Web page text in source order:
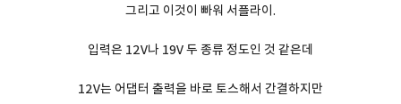
그리고 이것이 빠워 서플라이.
입력은 12V나 19V 두 종류 정도인 것 같은데
12V는 어댑터 출력을 바로 토스해서 간결하지만